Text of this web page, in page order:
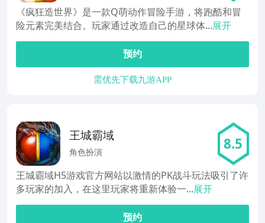
《疯狂造世界》是一款Q萌动作冒险手游，将跑酷和冒
险元素完美结合。玩家通过改造自己的星球体...展开
预约
需优先下载九游APP
王城霸域
角色扮演 8.5
王城霸域H5游戏官方网站以激情的PK战斗玩法吸引了许
多玩家的加入，在这里玩家将重新体验一...展开
预约